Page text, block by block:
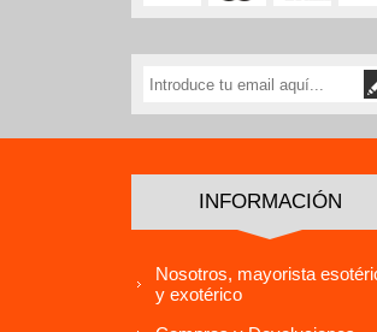
INFORMACIÓN
Nosotros, mayorista
y exotérico